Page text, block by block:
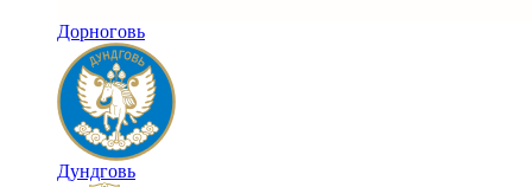
Дорноговь
Дундговь